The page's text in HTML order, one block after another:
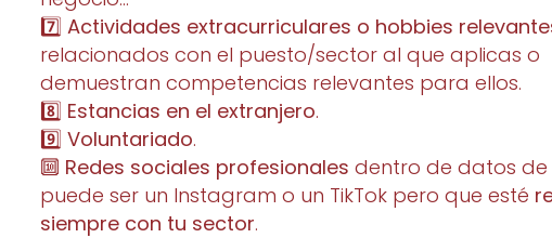
7️⃣Actividades extracurriculares o hobbies
relacionados con el puesto/sector al que aplicas o
demuestran competencias relevantes para ellos.
8️⃣ Estancias en el extranjero.
9️⃣Voluntariado.
🔟 Redes sociales profesionales dentro de datos
puede ser un Instagram o un TikTok pero que esté
siempre con tu sector.